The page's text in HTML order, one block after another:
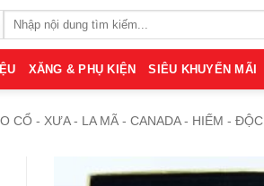
Tìm
kiếm:
XĂNG & PHỤ KIỆN SIÊU KHUYẾN MÃI
CỔ - XƯA - LA MÃ - CANADA - HIẾM -